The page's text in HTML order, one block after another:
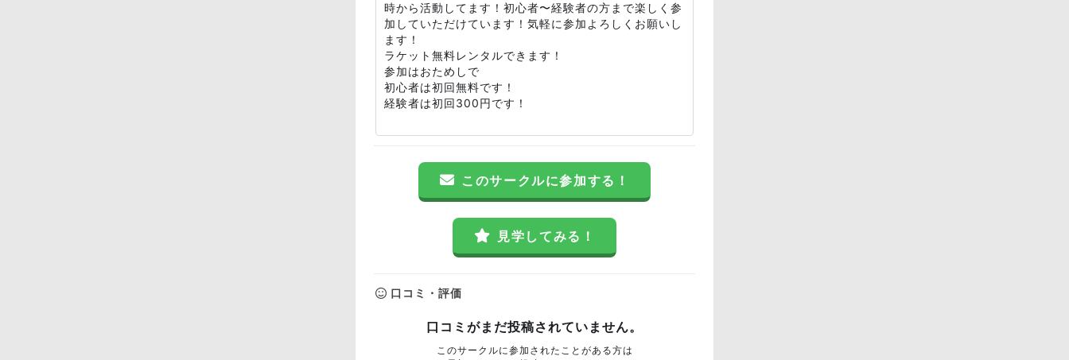
時から活動してます！初心者〜経験者の方まで楽しく参
加していただけています！気軽に参加よろしくお願いし
ます！
ラケット無料レンタルできます！
参加はおためしで
初心者は初回無料です！
経験者は初回300円です！
このサークルに参加する！
見学してみる！
口コミ・評価
口コミがまだ投稿されていません。
このサークルに参加されたことがある方は